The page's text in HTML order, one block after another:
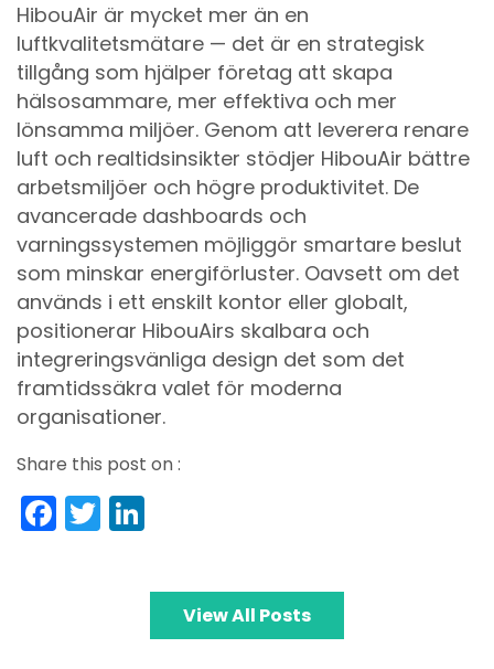
HibouAir är mycket mer än en
luftkvalitetsmätare — det är en strategisk
tillgång som hjälper företag att skapa
hälsosammare, mer effektiva och mer
lönsamma miljöer. Genom att leverera renare
luft och realtidsinsikter stödjer HibouAir bättre
arbetsmiljöer och högre produktivitet. De
avancerade dashboards och
varningssystemen möjliggör smartare beslut
som minskar energiförluster. Oavsett om det
används i ett enskilt kontor eller globalt,
positionerar HibouAirs skalbara och
integreringsvänliga design det som det
framtidssäkra valet för moderna
organisationer.
Share this post on :
Facebook
Twitter
View All Posts